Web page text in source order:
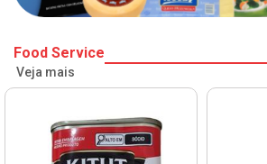
Food Service
Veja mais